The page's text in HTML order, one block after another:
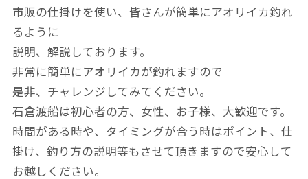
市販の仕掛けを使い、皆さんが簡単にアオリイカ釣れ
るように
説明、解説しております。
非常に簡単にアオリイカが釣れますので
是非、チャレンジしてみてください。
石倉渡船は初心者の方、女性、お子様、大歓迎です。
時間がある時や、タイミングが合う時はポイント、仕
掛け、釣り方の説明等もさせて頂きますので安心して
お越しください。